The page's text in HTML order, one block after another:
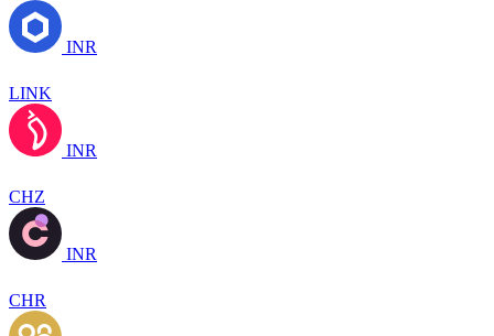
INR
LINK
INR
CHZ
INR
CHR